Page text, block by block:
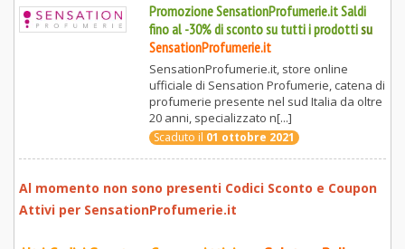
Promozione SensationProfumerie.it Saldi
fino al -30% di sconto su tutti i prodottisu
SensationProfumerie.it
SensationProfumerie.it, store online
ufficiale di Sensation Profumerie, catena di
profumerie presente nel sud Italia da oltre
20 anni, specializzato n[...]
Scaduto il 01 ottobre 2021
Al momento non sono presenti Codici Sconto e Coupon
Attivi per SensationProfumerie.it